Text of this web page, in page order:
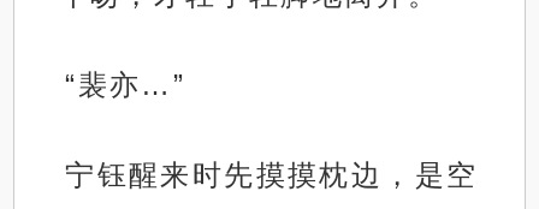
“裴亦…”
宁钰醒来时先摸摸枕边，是空